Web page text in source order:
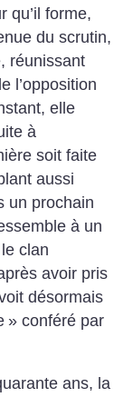
qu’il forme,
du scrutin,
réunissant
l’opposition
elle
à
soit faite
aussi
un prochain
à un
clan
avoir pris
désormais
» conféré par
ans, la